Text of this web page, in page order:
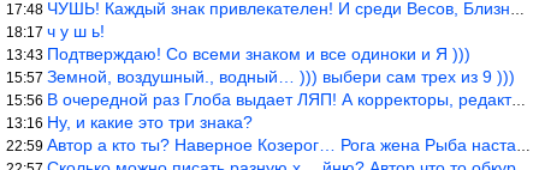
17:48 ЧУШЬ! Каждый знак привлекателен! И среди Весов, Близнецов встреч
18:17 ч у ш ь!
13:43 Подтверждаю! Со всеми знаком и все одиноки и Я )))
15:57 Земной, воздушный., водный… ))) выбери сам трех из 9 )))
15:56 В очередной раз Глоба выдает ЛЯП! А корректоры, редакторы пропус
13:16 Ну, и какие это три знака?
22:59 Автор а кто ты? Наверное Козерог… Рога жена Рыба наставила ))